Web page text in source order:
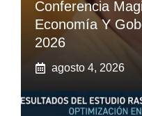
Conferencia
Economía Y
2026
agosto 4, 2026